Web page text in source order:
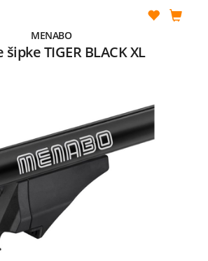
MENABO
TIGER BLACK XL